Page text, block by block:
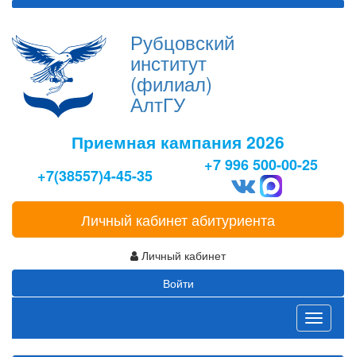
Рубцовский
институт
(филиал)
АлтГУ
Приемная кампания 2026
+7(38557)4-45-35
+7 996 500-00-25
Личный кабинет абитуриента
Личный кабинет
Войти
Toggle